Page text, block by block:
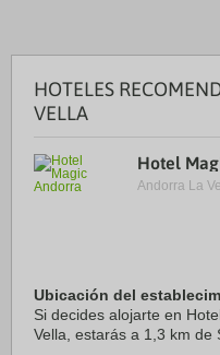
HOTELES
VELLA
Hotel
Andorra La
Ubicación del
Si decides alojarte en
Vella, estarás a 1,3 km de